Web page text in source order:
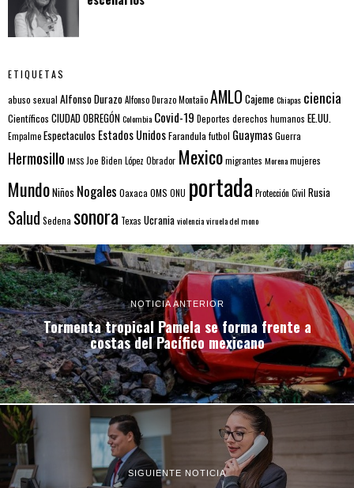
ETIQUETAS
abuso sexual Alfonso DurazoAlfonso Durazo MontañoAMLO CajemeChiapas ciencia
Científicos CIUDAD OBREGÓNColombia Covid-19 Deportes derechos humanos EE.UU.
EmpalmeEspectaculos Estados UnidosFarandula futbol GuaymasGuerra
Hermosillo IMSS Joe Biden López Obrador Mexicomigrantes Morenamujeres
MundoNiños Nogales Oaxaca OMS ONU portada Protección Civil Rusia
Salud Sedena sonora Texas Ucraniaviolenciaviruela del mono
NOTICIA ANTERIOR
Tormenta tropical Pamela se forma frente a
costas del Pacífico mexicano
SIGUIENTE NOTICIA